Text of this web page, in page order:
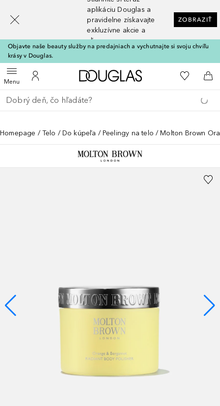
aplikáciu Douglas a
pravidelne získavajte
exkluzívne akcie a
zľavy
ZOBRAZIŤ
Objavte naše beauty služby na predajniach a vychutnajte si svoju chvíľu
krásy v Douglas.
MenuOtvoriť menuDo môjho účtu
Domov Do môjho
Do
Choď späť
Vykonajte vyhľadávanie
Homepage Telo Do kúpeľa Peelingy na telo Molton Brown
[navigation.slideout.screenreader]